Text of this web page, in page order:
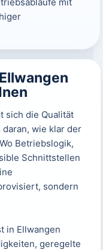
sich die Qualität
wie klar der
Betriebslogik,
Schnittstellen
sondern
in Ellwangen
geregelte